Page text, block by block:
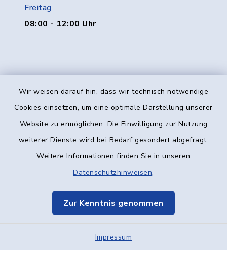
Wir weisen darauf hin, dass wir technisch notwendige
Cookies einsetzen, um eine optimale Darstellung unserer
Website zu ermöglichen. Die Einwilligung zur Nutzung
weiterer Dienste wird bei Bedarf gesondert abgefragt.
Weitere Informationen finden Sie in unseren
Datenschutzhinweisen.
Zur Kenntnis genommen
Impressum
Freitag
08:00 - 12:00 Uhr
Kontakt
Datenschutz
Elektronische Kommunikation
Sitemap